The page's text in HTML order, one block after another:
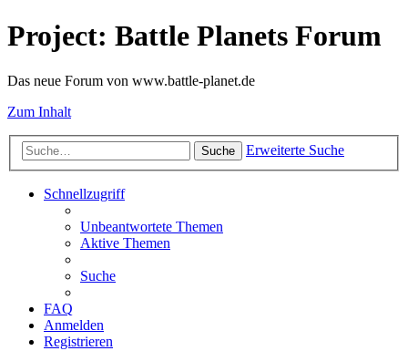
Project: Battle Planets Forum
Das neue Forum von www.battle-planet.de
Zum Inhalt
Suche Erweiterte Suche
Schnellzugriff
Unbeantwortete Themen
Aktive Themen
Suche
FAQ
Anmelden
Registrieren